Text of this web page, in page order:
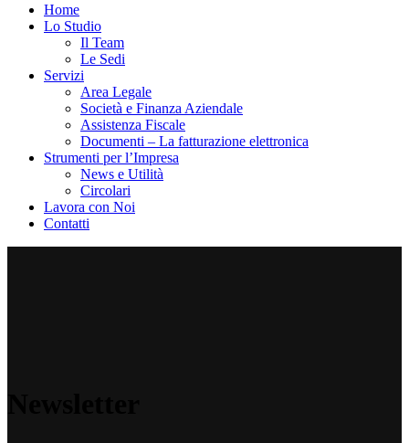
Home
Lo Studio
Il Team
Le Sedi
Servizi
Area Legale
Società e Finanza Aziendale
Assistenza Fiscale
Documenti – La fatturazione elettronica
Strumenti per l’Impresa
News e Utilità
Circolari
Lavora con Noi
Contatti